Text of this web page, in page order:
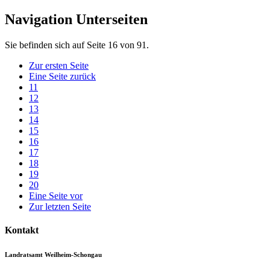
Navigation Unterseiten
Sie befinden sich auf Seite 16 von 91.
Zur ersten Seite
Eine Seite zurück
11
12
13
14
15
16
17
18
19
20
Eine Seite vor
Zur letzten Seite
Kontakt
Landratsamt Weilheim-Schongau